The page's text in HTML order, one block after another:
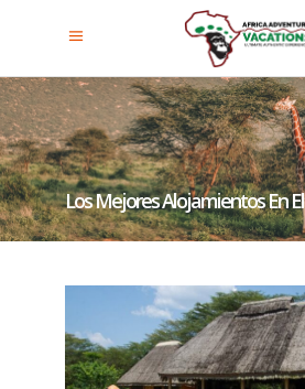
Los Mejores Alojamientos En El
Elizabeth